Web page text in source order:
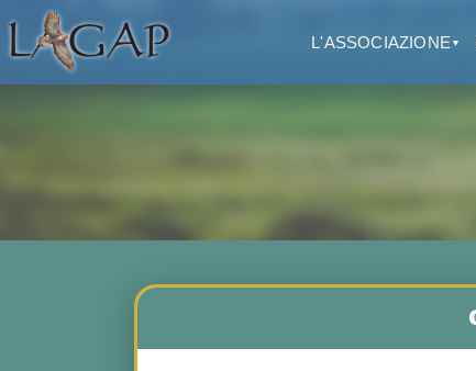
L'ASSOCIAZIONE ▼